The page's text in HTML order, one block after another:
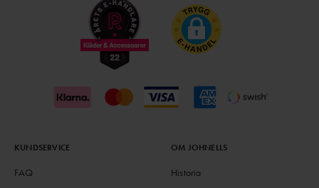
KUNDSERVICE
FAQ
OM JOHNELLS
Historia